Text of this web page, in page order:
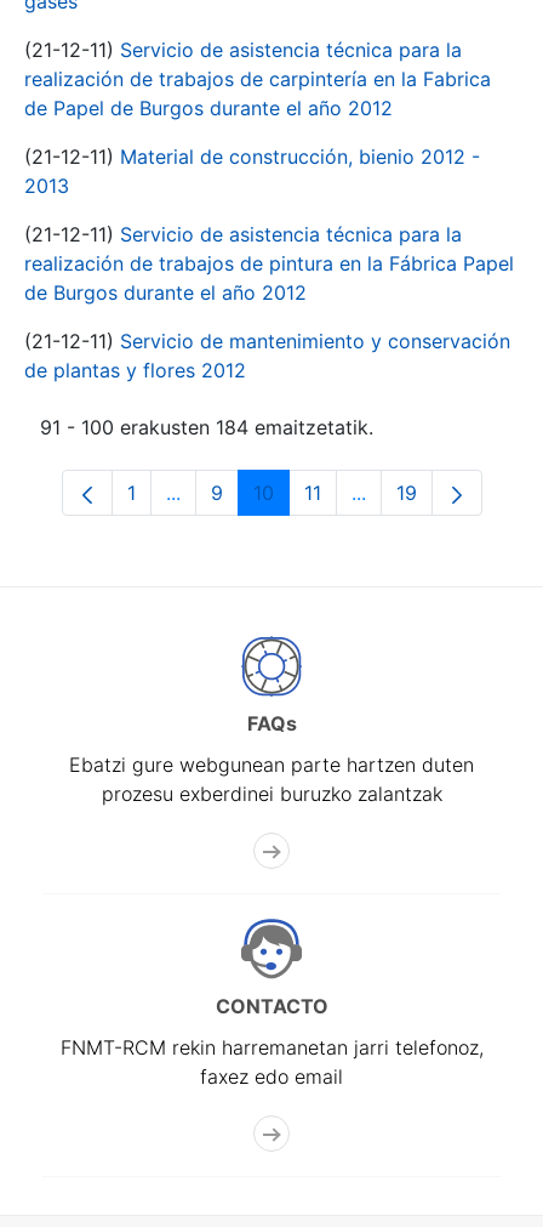
(21-12-11) Servicio de asistencia técnica para la
realización de trabajos de carpintería en la Fabrica
de Papel de Burgos durante el año 2012
(21-12-11) Material de construcción, bienio 2012 -
2013
(21-12-11) Servicio de asistencia técnica para la
realización de trabajos de pintura en la Fábrica Papel
de Burgos durante el año 2012
(21-12-11) Servicio de mantenimiento y conservación
de plantas y flores 2012
91 - 100 erakusten 184 emaitzetatik.
Orrialdea
1 ...Intermediate Pages Use TAB to
Orrialdea
9 Orrialdea
10 Orrialdea
11 ...Intermediate Pages
Orrialdea
19
FAQs
Ebatzi gure webgunean parte hartzen duten
prozesu exberdinei buruzko zalantzak
CONTACTO
FNMT-RCM rekin harremanetan jarri telefonoz,
faxez edo email